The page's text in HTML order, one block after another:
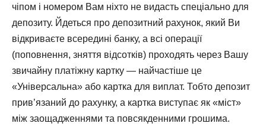
чіпом і номером Вам ніхто не видасть спеціально для
депозиту. Йдеться про депозитний рахунок, який Ви
відкриваєте всередині банку, а всі операції
(поповнення, зняття відсотків) проходять через Вашу
звичайну платіжну картку — найчастіше це
«Універсальна» або картка для виплат. Тобто депозит
прив’язаний до рахунку, а картка виступає як «міст»
між заощадженнями та повсякденними грошима.